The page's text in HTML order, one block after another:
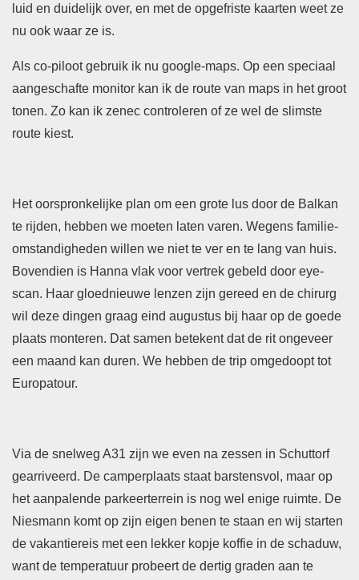
luid en duidelijk over, en met de opgefriste kaarten weet ze
nu ook waar ze is.
Als co-piloot gebruik ik nu google-maps. Op een speciaal
aangeschafte monitor kan ik de route van maps in het groot
tonen. Zo kan ik zenec controleren of ze wel de slimste
route kiest.
Het oorspronkelijke plan om een grote lus door de Balkan
te rijden, hebben we moeten laten varen. Wegens familie-
omstandigheden willen we niet te ver en te lang van huis.
Bovendien is Hanna vlak voor vertrek gebeld door eye-
scan. Haar gloednieuwe lenzen zijn gereed en de chirurg
wil deze dingen graag eind augustus bij haar op de goede
plaats monteren. Dat samen betekent dat de rit ongeveer
een maand kan duren. We hebben de trip omgedoopt tot
Europatour.
Via de snelweg A31 zijn we even na zessen in Schuttorf
gearriveerd. De camperplaats staat barstensvol, maar op
het aanpalende parkeerterrein is nog wel enige ruimte. De
Niesmann komt op zijn eigen benen te staan en wij starten
de vakantiereis met een lekker kopje koffie in de schaduw,
want de temperatuur probeert de dertig graden aan te